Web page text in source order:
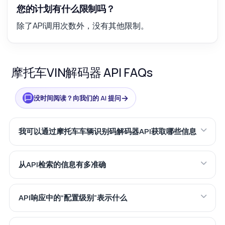
您的计划有什么限制吗？
除了API调用次数外，没有其他限制。
摩托车VIN解码器 API FAQs
没时间阅读？向我们的 AI 提问→
我可以通过摩托车车辆识别码解码器API获取哪些信息
从API检索的信息有多准确
API响应中的“配置级别”表示什么